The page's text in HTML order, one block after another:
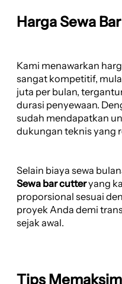
Harga Sewa
Kami menawarkan
sangat kompetitif,
juta per bulan,
durasi penyewaan.
sudah mendapatkan
dukungan teknis yang
Selain biaya sewa
Sewa bar cutteryang
proporsional sesuai
proyek Anda demi
sejak awal.
Tips